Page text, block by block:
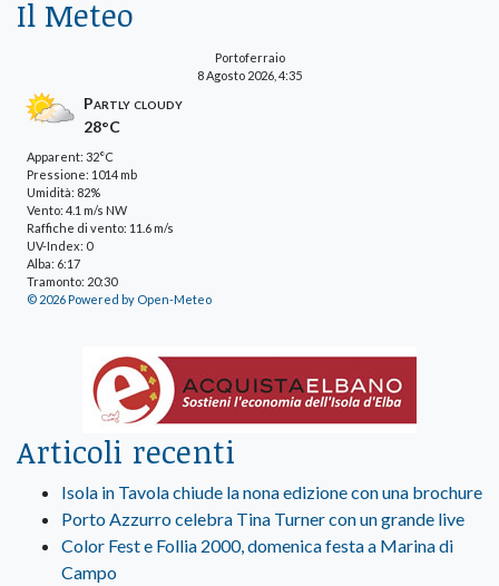
Il Meteo
Portoferraio
8 Agosto 2026, 4:35
Partly cloudy
28°C
Apparent: 32°C
Pressione: 1014 mb
Umidità: 82%
Vento: 4.1 m/s NW
Raffiche di vento: 11.6 m/s
UV-Index: 0
Alba: 6:17
Tramonto: 20:30
© 2026 Powered by Open-Meteo
Articoli recenti
Isola in Tavola chiude la nona edizione con una brochure
Porto Azzurro celebra Tina Turner con un grande live
Color Fest e Follia 2000, domenica festa a Marina di
Campo